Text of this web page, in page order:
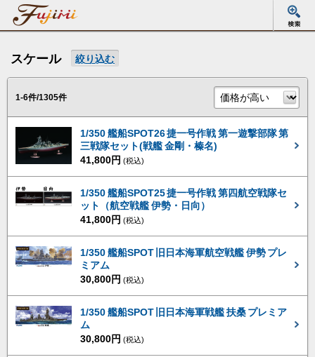
スケール 絞り込む
1-6件/1305件
1/350 艦船SPOT26 捷一号作戦 第一遊撃部隊 第
三戦隊セット(戦艦 金剛・榛名)
41,800円 (税込)
1/350 艦船SPOT25 捷一号作戦 第四航空戦隊セ
ット（航空戦艦 伊勢・日向）
41,800円 (税込)
1/350 艦船SPOT 旧日本海軍航空戦艦 伊勢 プレ
ミアム
30,800円 (税込)
1/350 艦船SPOT 旧日本海軍戦艦 扶桑 プレミア
ム
30,800円 (税込)